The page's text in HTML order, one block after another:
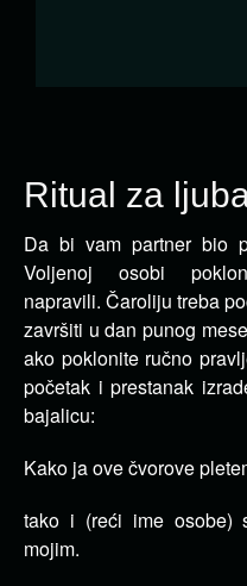
Ritual za
Da bi vam partner bio
Voljenoj osobi
napravili. Čaroliju treba
završiti u dan punog
ako poklonite ručno
početak i prestanak
bajalicu:
Kako ja ove čvorove
tako i (reći ime osobe)
mojim.